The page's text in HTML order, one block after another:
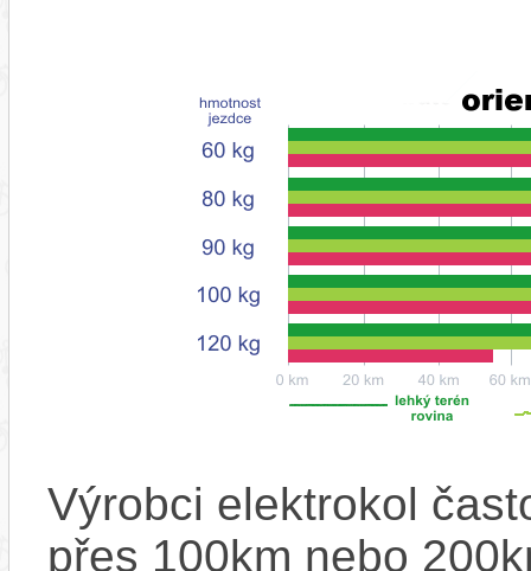
Výrobci elektrokol
přes 100km nebo